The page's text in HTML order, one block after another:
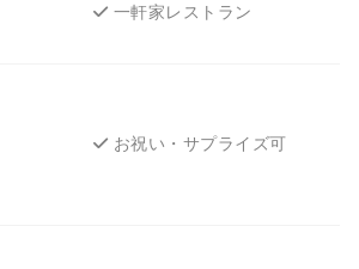
一軒家レストラン
お祝い・サプライズ可